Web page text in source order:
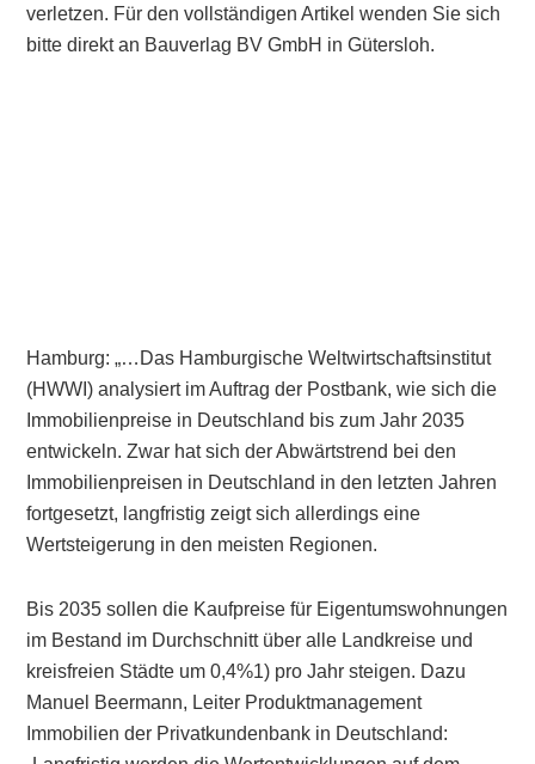
verletzen. Für den vollständigen Artikel wenden Sie sich
bitte direkt an Bauverlag BV GmbH in Gütersloh.
Hamburg: „…Das Hamburgische Weltwirtschaftsinstitut
(HWWI) analysiert im Auftrag der Postbank, wie sich die
Immobilienpreise in Deutschland bis zum Jahr 2035
entwickeln. Zwar hat sich der Abwärtstrend bei den
Immobilienpreisen in Deutschland in den letzten Jahren
fortgesetzt, langfristig zeigt sich allerdings eine
Wertsteigerung in den meisten Regionen.
Bis 2035 sollen die Kaufpreise für Eigentumswohnungen
im Bestand im Durchschnitt über alle Landkreise und
kreisfreien Städte um 0,4%1) pro Jahr steigen. Dazu
Manuel Beermann, Leiter Produktmanagement
Immobilien der Privatkundenbank in Deutschland: